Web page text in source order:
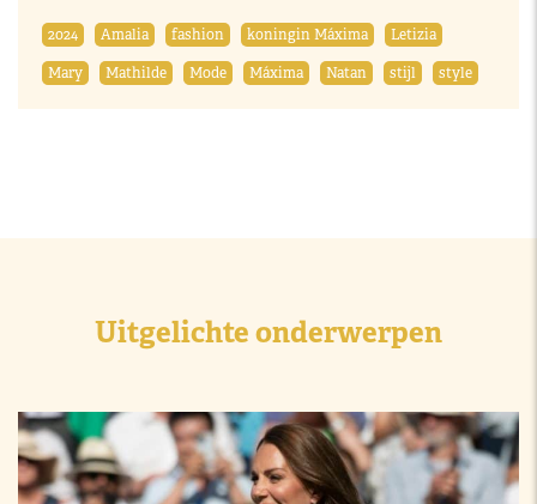
2024 Amalia fashion koningin Máxima
Letizia
Mary
Mathilde Mode Máxima Natan stijl style
Uitgelichte onderwerpen